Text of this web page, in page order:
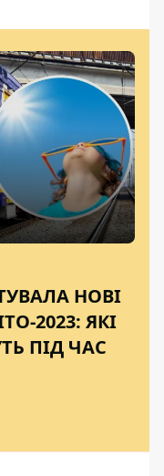
НОВІ
2023: ЯКІ
ПІД ЧАС